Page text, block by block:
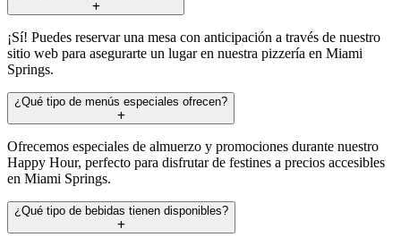
¡Sí! Puedes reservar una mesa con anticipación a través de nuestro
sitio web para asegurarte un lugar en nuestra pizzería en Miami
Springs.
¿Qué tipo de menús especiales ofrecen?
Ofrecemos especiales de almuerzo y promociones durante nuestro
Happy Hour, perfecto para disfrutar de festines a precios accesibles
en Miami Springs.
¿Qué tipo de bebidas tienen disponibles?